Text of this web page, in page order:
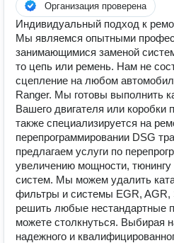
Организация проверена
Индивидуальный подход к
Мы являемся опытными
занимающимися заменой
то цепь или ремень. Нам не
сцепление на любом
Ranger. Мы готовы выполнить
Вашего двигателя или
также специализируется на
перепрограммировании DSG
предлагаем услуги по
увеличению мощности,
систем. Мы можем удалить
фильтры и системы EGR, AGR,
решить любые нестандартные
можете столкнуться. Выбирая
надежного и